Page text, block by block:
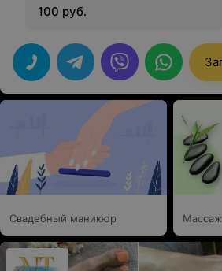
100 руб.
Свадебный маникюр